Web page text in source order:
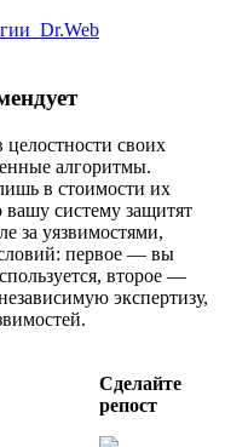
своих
алгоритмы.
в стоимости их
вашу систему защитят
за уязвимостями,
первое — вы
второе —
экспертизу,
Сделайте
репост